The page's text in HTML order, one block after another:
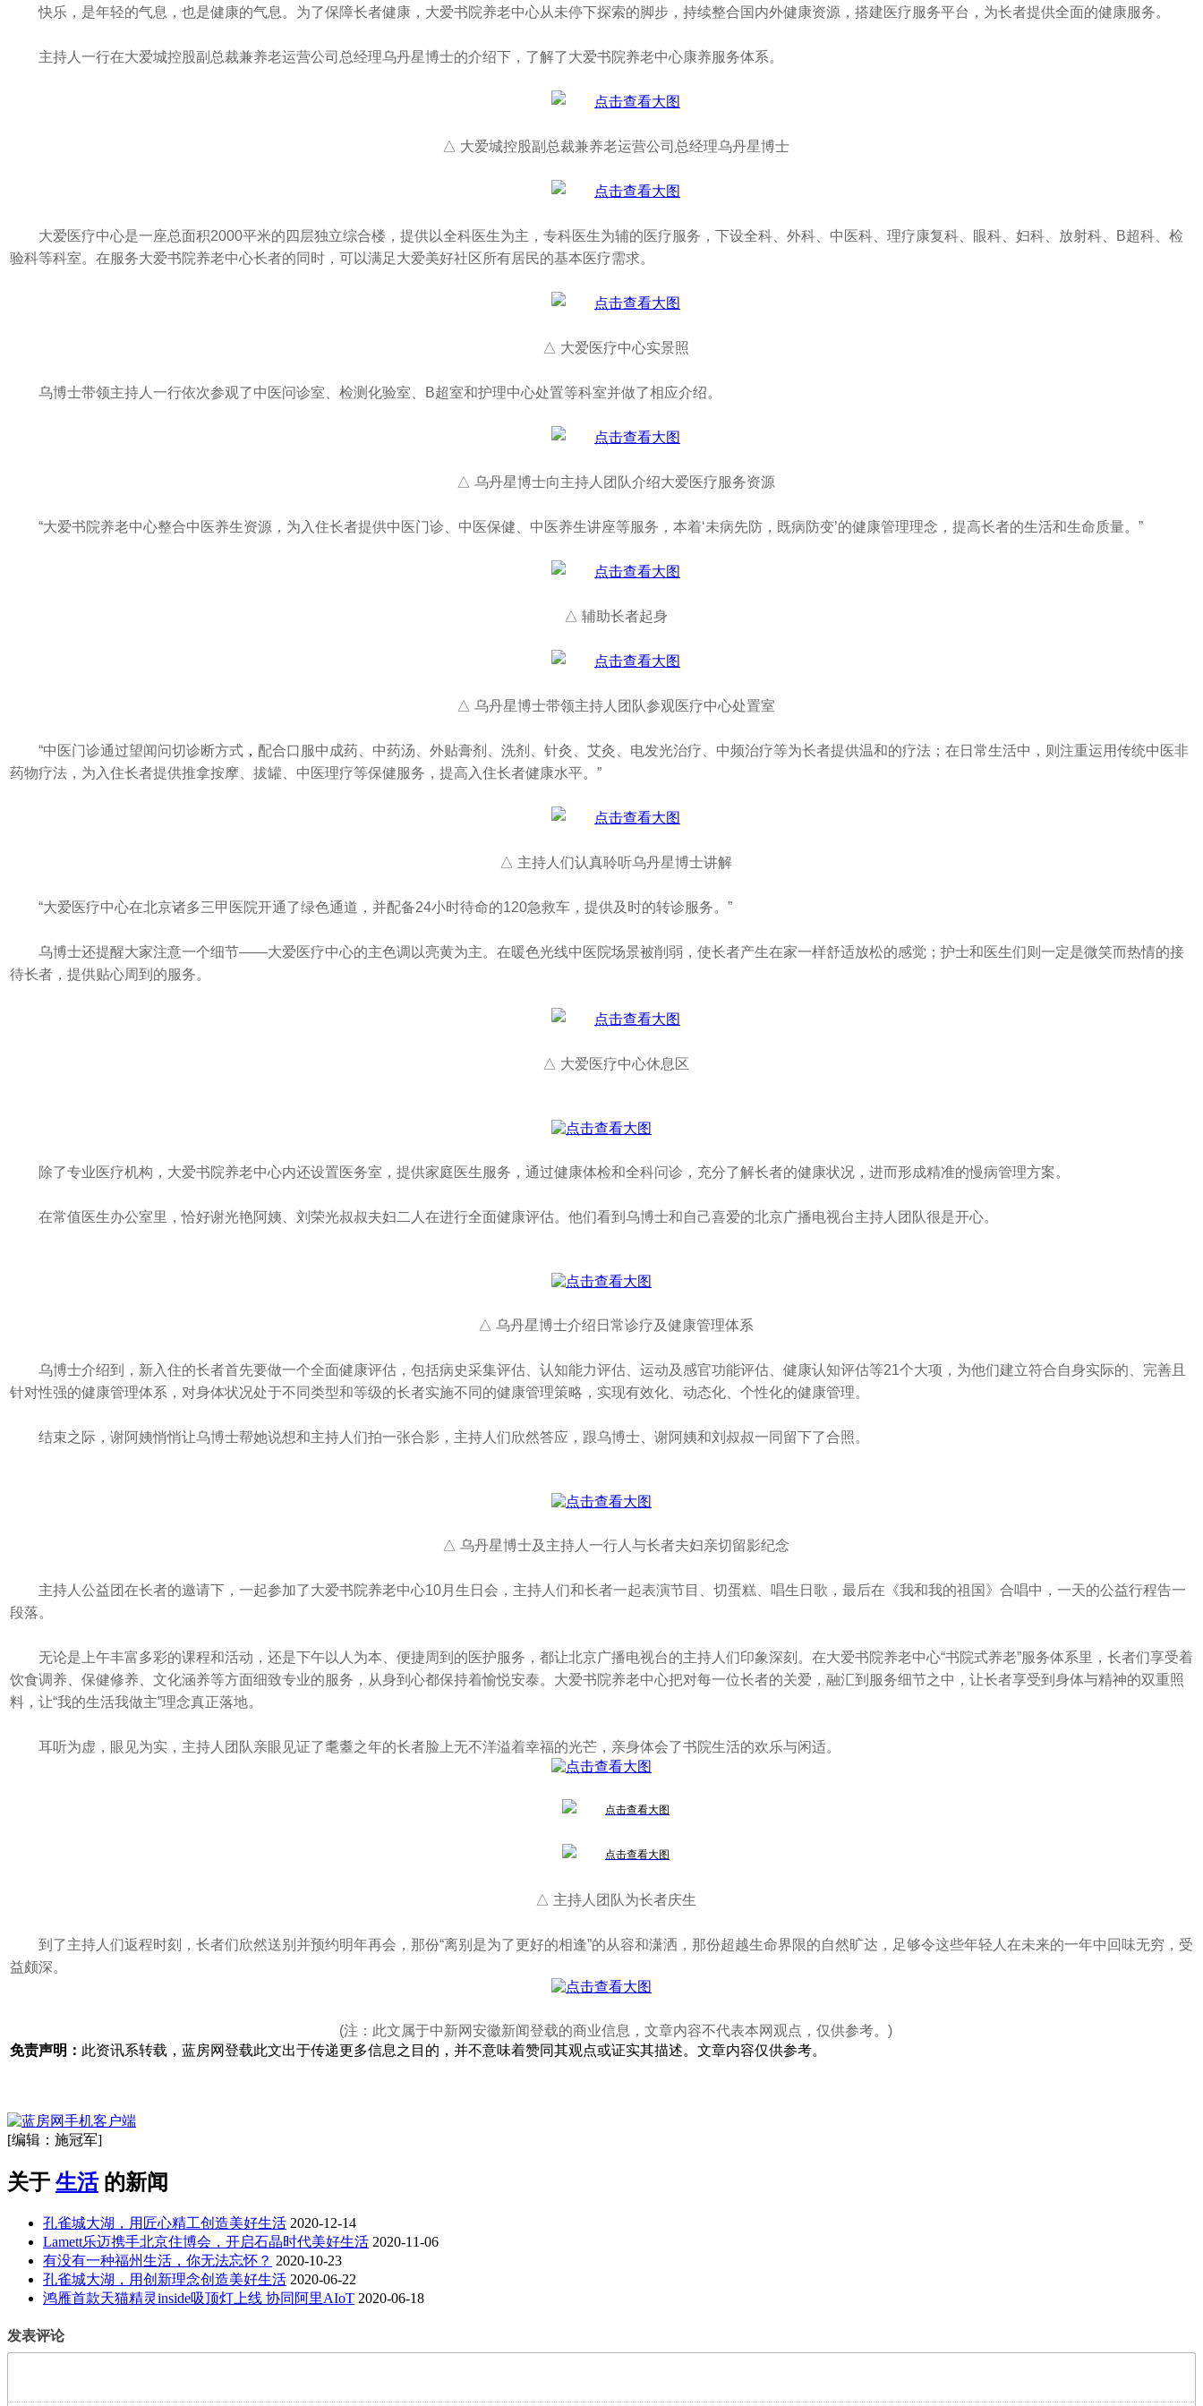
快乐，是年轻的气息，也是健康的气息。为了保障长者健康，大爱书院养老中心从未停下探索的脚步，持续整合国内外健康资源，搭建医疗服务平台，为长者提供全面的健康服务。
主持人一行在大爱城控股副总裁兼养老运营公司总经理乌丹星博士的介绍下，了解了大爱书院养老中心康养服务体系。
△ 大爱城控股副总裁兼养老运营公司总经理乌丹星博士
大爱医疗中心是一座总面积2000平米的四层独立综合楼，提供以全科医生为主，专科医生为辅的医疗服务，下设全科、外科、中医科、理疗康复科、眼科、妇科、放射科、B超科、检
验科等科室。在服务大爱书院养老中心长者的同时，可以满足大爱美好社区所有居民的基本医疗需求。
△ 大爱医疗中心实景照
乌博士带领主持人一行依次参观了中医问诊室、检测化验室、B超室和护理中心处置等科室并做了相应介绍。
△ 乌丹星博士向主持人团队介绍大爱医疗服务资源
“大爱书院养老中心整合中医养生资源，为入住长者提供中医门诊、中医保健、中医养生讲座等服务，本着‘未病先防，既病防变’的健康管理理念，提高长者的生活和生命质量。”
△ 辅助长者起身
△ 乌丹星博士带领主持人团队参观医疗中心处置室
“中医门诊通过望闻问切诊断方式 ， 配合口服中成药、中药汤、外贴膏剂、洗剂、针灸、艾灸、电发光治疗、中频治疗等为长者提供温和的疗法；在日常生活中，则注重运用传统中医非
药物疗法，为入住长者提供推拿按摩、拔罐、中医理疗等保健服务，提高入住长者健康水平。”
△ 主持人们认真聆听乌丹星博士讲解
“大爱医疗中心在北京诸多三甲医院开通了绿色通道，并配备24小时待命的120急救车，提供及时的转诊服务。”
乌博士还提醒大家注意一个细节——大爱医疗中心的主色调以亮黄为主。在暖色光线中医院场景被削弱，使长者产生在家一样舒适放松的感觉；护士和医生们则一定是微笑而热情的接
待长者，提供贴心周到的服务。
△ 大爱医疗中心休息区
除了专业医疗机构，大爱书院养老中心内还设置医务室，提供家庭医生服务，通过健康体检和全科问诊，充分了解长者的健康状况，进而形成精准的慢病管理方案。
在常值医生办公室里，恰好谢光艳阿姨、刘荣光叔叔夫妇二人在进行全面健康评估。他们看到乌博士和自己喜爱的北京广播电视台主持人团队很是开心。
△ 乌丹星博士介绍日常诊疗及健康管理体系
乌博士介绍到，新入住的长者首先要做一个全面健康评估，包括病史采集评估、认知能力评估、运动及感官功能评估、健康认知评估等21个大项，为他们建立符合自身实际的、完善且
针对性强的健康管理体系，对身体状况处于不同类型和等级的长者实施不同的健康管理策略，实现有效化、动态化、个性化的健康管理。
结束之际，谢阿姨悄悄让乌博士帮她说想和主持人们拍一张合影，主持人们欣然答应，跟乌博士、谢阿姨和刘叔叔一同留下了合照。
△ 乌丹星博士及主持人一行人与长者夫妇亲切留影纪念
主持人公益团在长者的邀请下，一起参加了大爱书院养老中心10月生日会，主持人们和长者一起表演节目、切蛋糕、唱生日歌，最后在《我和我的祖国》合唱中，一天的公益行程告一
段落。
无论是上午丰富多彩的课程和活动，还是下午以人为本、便捷周到的医护服务，都让北京广播电视台的主持人们印象深刻。在大爱书院养老中心“书院式养老”服务体系里，长者们享受着
饮食调养、保健修养、文化涵养等方面细致专业的服务，从身到心都保持着愉悦安泰。大爱书院养老中心把对每一位长者的关爱，融汇到服务细节之中，让长者享受到身体与精神的双重照
料，让“我的生活我做主”理念真正落地。
耳听为虚，眼见为实，主持人团队亲眼见证了耄耋之年的长者脸上无不洋溢着幸福的光芒，亲身体会了书院生活的欢乐与闲适。
△ 主持人团队为长者庆生
到了主持人们返程时刻，长者们欣然送别并预约明年再会，那份“离别是为了更好的相逢”的从容和潇洒，那份超越生命界限的自然旷达，足够令这些年轻人在未来的一年中回味无穷，受
益颇深。
(注：此文属于中新网安徽新闻登载的商业信息，文章内容不代表本网观点，仅供参考。)
免责声明： 此资讯系转载，蓝房网登载此文出于传递更多信息之目的，并不意味着赞同其观点或证实其描述。文章内容仅供参考。
[编辑：施冠军]
关于 生活 的新闻
孔雀城大湖，用匠心精工创造美好生活 2020-12-14
Lamett乐迈携手北京住博会，开启石晶时代美好生活 2020-11-06
有没有一种福州生活，你无法忘怀？ 2020-10-23
孔雀城大湖，用创新理念创造美好生活 2020-06-22
鸿雁首款天猫精灵inside吸顶灯上线 协同阿里AIoT 2020-06-18
发表评论